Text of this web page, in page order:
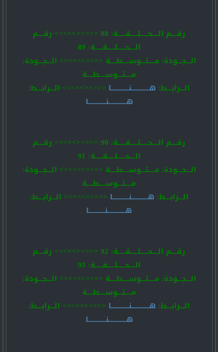
رقــــم الــــحـــــلـــــقـــــة: 88 <<<<<>>>>> رقــــم
الــــحـــــلـــــقـــــة: 89
الـــجـــودة: مــــتـــوســــطــــة <<<<<>>>>> الـــجـــودة:
مــــتـــوســــطــــة
الـــرابـــط: هــــــــــــنــــــــــــا <<<<<>>>>> الـــرابـــط:
هــــــــــــنــــــــــــا
رقــــم الــــحـــــلـــــقـــــة: 90 <<<<<>>>>> رقــــم
الــــحـــــلـــــقـــــة: 91
الـــجـــودة: مــــتـــوســــطــــة <<<<<>>>>> الـــجـــودة:
مــــتـــوســــطــــة
الـــرابـــط: هـــــــــــنـــــــــــا <<<<<>>>>> الـــرابـــط:
هــــــــــــنـــــــــــا
رقــــم الــــحـــــلـــــقـــــة: 92 <<<<<>>>>> رقــــم
الــــحـــــلـــــقـــــة: 93
الـــجـــودة: مــــتـــوســــطــــة <<<<<>>>>> الـــجـــودة:
مــــتـــوســــطــــة
الـــرابـــط: هــــــــــــنــــــــــــا <<<<<>>>>> الـــرابـــط:
هــــــــــــنــــــــــــا